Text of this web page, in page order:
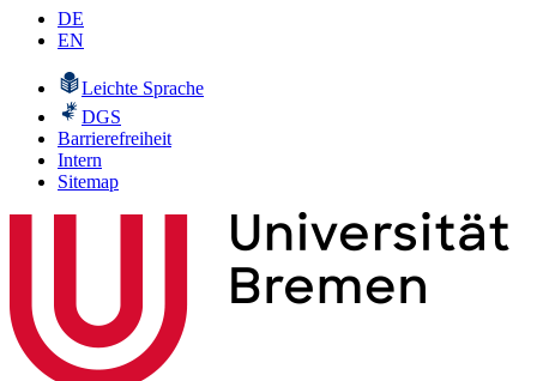
DE
EN
Leichte Sprache
DGS
Barrierefreiheit
Intern
Sitemap